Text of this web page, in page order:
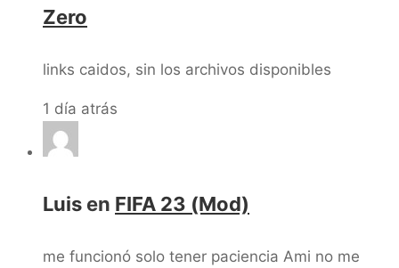
Zero
links caidos, sin los archivos disponibles
1 día atrás
Luis en FIFA 23 (Mod)
me funcionó solo tener paciencia Ami no me